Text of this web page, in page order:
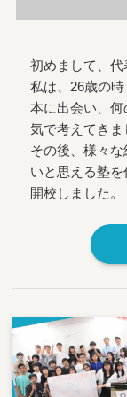
初めまして、代
私は、26歳の
本に出会い、
気で考えてきま
その後、様々
いと思える塾
開校しました。